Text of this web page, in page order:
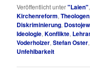
Veröffentlicht unter"Laien"
Kirchenreform,Theologen
Diskriminierung,
Ideologie,Konflikte,
Voderholzer,Stefan Oster
Unfehlbarkeit